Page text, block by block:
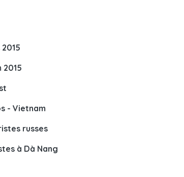
- Vietnam
russes
à Dà Nang